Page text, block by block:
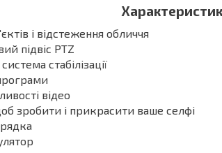
і відстеження обличчя
підвіс PTZ
стабілізації
відео
зробити і прикрасити ваше селфі